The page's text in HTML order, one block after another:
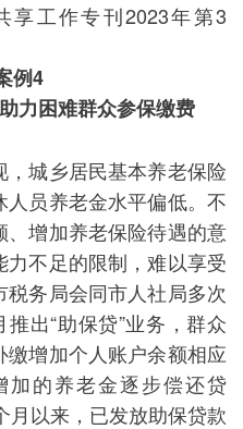
享工作专刊2023年第3
例4
困难群众参保缴费
城乡居民基本养老保险
人员养老金水平偏低。不
增加养老保险待遇的意
不足的限制，难以享受
务局会同市人社局多次
出“助保贷”业务，群众
增加个人账户余额相应
的养老金逐步偿还贷
月以来，已发放助保贷款